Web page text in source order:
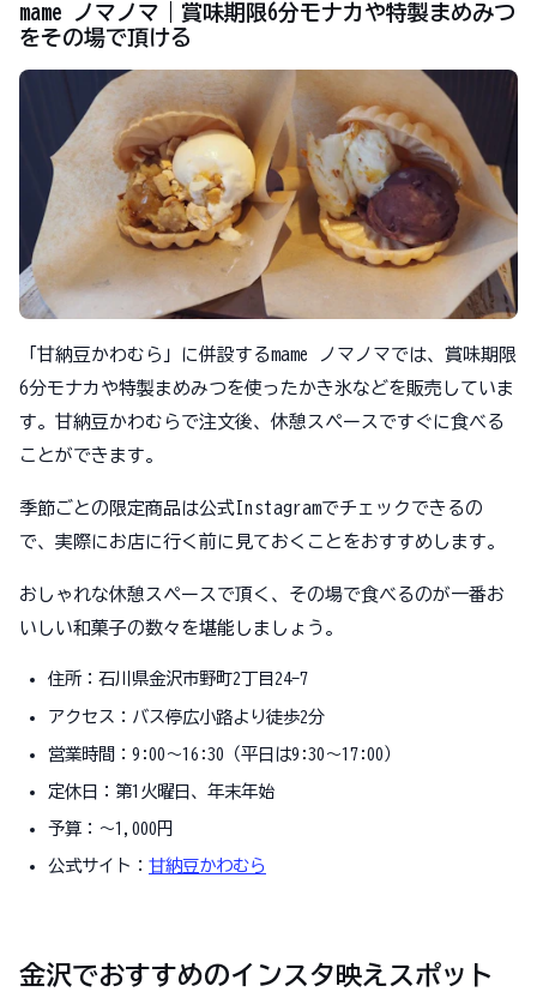
mame ノマノマ｜賞味期限6分モナカや特製まめみつ
をその場で頂ける
「甘納豆かわむら」に併設するmame ノマノマでは、賞味期限
6分モナカや特製まめみつを使ったかき氷などを販売していま
す。甘納豆かわむらで注文後、休憩スペースですぐに食べる
ことができます。
季節ごとの限定商品は公式Instagramでチェックできるの
で、実際にお店に行く前に見ておくことをおすすめします。
おしゃれな休憩スペースで頂く、その場で食べるのが一番お
いしい和菓子の数々を堪能しましょう。
住所：石川県金沢市野町2丁目24-7
アクセス：バス停広小路より徒歩2分
営業時間：9:00～16:30（平日は9:30～17:00）
定休日：第1火曜日、年末年始
予算：～1,000円
公式サイト： 甘納豆かわむら
金沢でおすすめのインスタ映えスポット